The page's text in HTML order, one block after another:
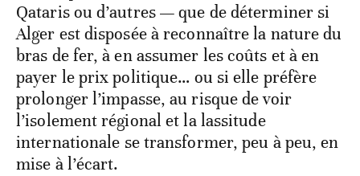
Qataris ou d’autres — que de déterminer si
Alger est disposée à reconnaître la nature du
bras de fer, à en assumer les coûts et à en
payer le prix politique… ou si elle préfère
prolonger l’impasse, au risque de voir
l’isolement régional et la lassitude
internationale se transformer, peu à peu, en
mise à l’écart.